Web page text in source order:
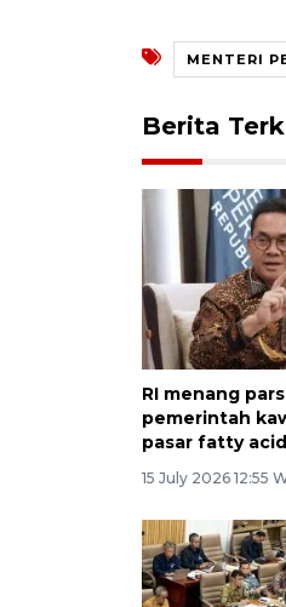
MENTERI
Berita
RI menang
pemerintah
pasar fatty
15 July 2026 12:55